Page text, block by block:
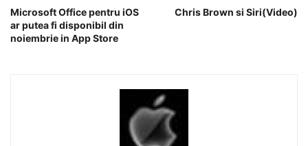
Microsoft Office pentru iOS
ar putea fi disponibil din
noiembrie in App Store
Chris Brown si Siri(Video)